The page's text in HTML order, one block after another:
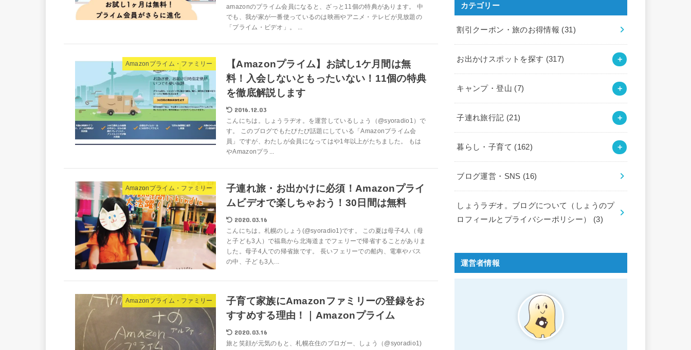
amazonのプライム会員になると、ざっと11個の特典があります。 中
でも、我が家が一番使っているのは映画やアニメ・テレビが見放題の
「プライム・ビデオ」。 ...
Amazonプライム・ファミリー
【Amazonプライム】お試し1ケ月間は無
料！入会しないともったいない！11個の特典
を徹底解説します
2016.12.03
こんにちは。しょうラヂオ。を運営しているしょう（@syoradio1）で
す。 このブログでもたびたび話題にしている「Amazonプライム会
員」ですが、わたしが会員になってはや1年以上がたちました。 もは
やAmazonプラ...
Amazonプライム・ファミリー
子連れ旅・お出かけに必須！Amazonプライ
ムビデオで楽しちゃおう！30日間は無料
2020.03.16
こんにちは。札幌のしょう(@syoradio1)です。 この夏は母子4人（母
と子ども3人）で福島から北海道までフェリーで帰省することがありま
した。母子4人での帰省旅です。 長いフェリーでの船内、電車やバス
の中、子ども3人...
Amazonプライム・ファミリー
子育て家族にAmazonファミリーの登録をお
すすめする理由！｜Amazonプライム
2020.03.16
旅と笑顔が元気のもと、札幌在住のブロガー、しょう（@syoradio1)
カテゴリー
割引クーポン・旅のお得情報 (31)
お出かけスポットを探す (317)
キャンプ・登山 (7)
子連れ旅行記 (21)
暮らし・子育て (162)
ブログ運営・SNS (16)
しょうラヂオ。ブログについて（しょうのプ
ロフィールとプライバシーポリシー） (3)
運営者情報